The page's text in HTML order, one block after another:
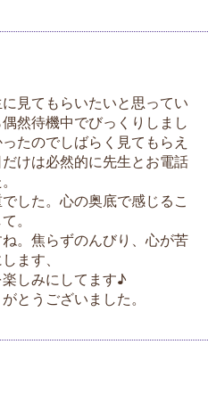
見てもらいたいと思ってい
然待機中でびっくりしまし
たのでしばらく見てもらえ
けは必然的に先生とお電話
した。心の奥底で感じるこ
。
。焦らずのんびり、心が苦
ます、
しみにしてます♪
とうございました。